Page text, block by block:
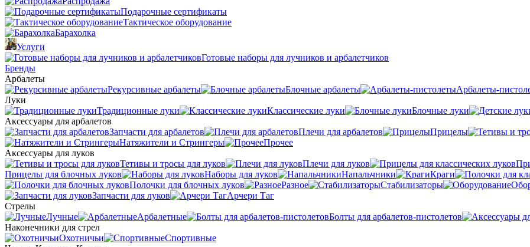
Подарочные сертификаты
Тактическое оборудование
Барахолка
Услуги
Готовые наборы для лучников и арбалетчиков
Бренды
Арбалеты
Рекурсивные арбалеты
Блочные арбалеты Арбалеты-
Луки
Традиционные луки
Классические луки Блочные луки
Аксессуары для арбалетов
Запчасти для арбалетов
Плечи для арбалетов Прицелы
Натяжители и Стрингеры
Прочее
Аксессуары для луков
Тетивы и тросы для луков
Плечи для луков
Прицелы для блочных луков
Наборы для луков Напальчники Краги
Полочки для блочных луков
Разное Стабилизаторы
Запчасти для луков
Арчери Таг
Стрелы
Лучные
Арбалетные Болты для арбалетов-пистолетов
Наконечники для стрел
Охотничьи
Спортивные